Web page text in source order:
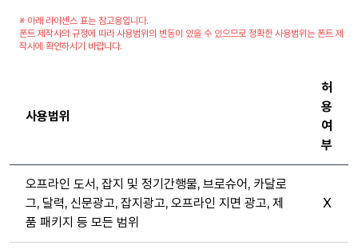
※ 아래 라이센스 표는 참고용입니다.
폰트 제작사의 규정에 따라 사용범위의 변동이 있을 수 있으므로 정확한 사용범위는 폰트 제
작사에 확인하시기 바랍니다.
사용범위
허
용
여
부
오프라인 도서, 잡지 및 정기간행물, 브로슈어, 카달로
그, 달력, 신문광고, 잡지광고, 오프라인 지면 광고, 제
품 패키지 등 모든 범위
X